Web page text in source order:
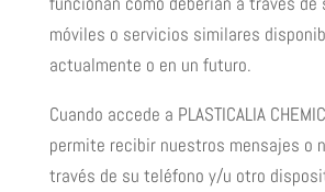
móviles o servicios similares
actualmente o en un futuro.
Cuando accede a PLASTICALIA
permite recibir nuestros mensajes o
través de su teléfono y/u otro